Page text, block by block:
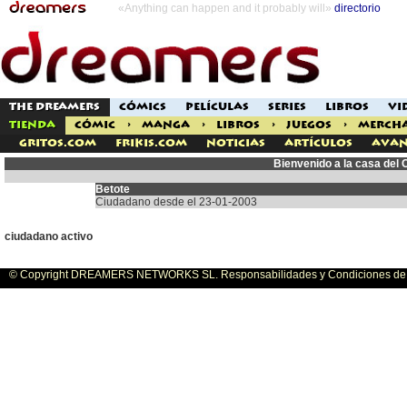
«Anything can happen and it probably will» directorio
THE DREAMERS CÓMICS PELÍCULAS SERIES LIBROS
TIENDA
CÓMIC > MANGA > LIBROS > JUEGOS >
Gritos.com
Frikis.com Noticias Artículos
Bienvenido a la casa del
Betote
Ciudadano desde el 23-01-2003
ciudadano activo
© Copyright DREAMERS NETWORKS SL. Responsabilidades y Condiciones